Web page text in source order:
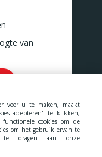
van
taksen en diensten.
voor u te maken, maakt
accepteren" te klikken,
cookies om de
om het gebruik ervan te
te dragen aan onze